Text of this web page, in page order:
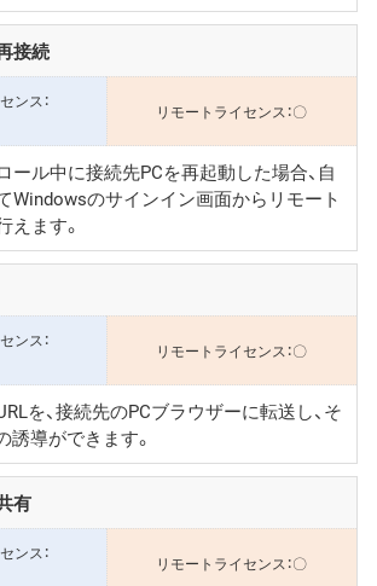
接続
〇
ール中に接続先PCを再起動した場合、自
Windowsのサインイン画面からリモート
えます。
〇
を、接続先のPCブラウザーに転送し、そ
誘導ができます。
有
〇